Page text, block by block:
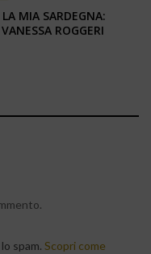
MIA SARDEGNA:
ROGGERI
spam. Scopri come